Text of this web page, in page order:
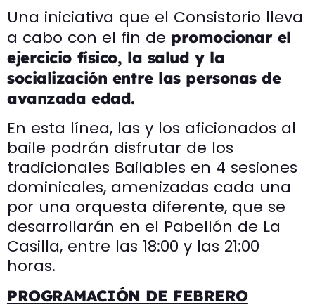
Una iniciativa que el Consistorio lleva
a cabo con el fin de promocionar el
ejercicio físico, la salud y la
socialización entre las personas de
avanzada edad.
En esta línea, las y los aficionados al
baile podrán disfrutar de los
tradicionales Bailables en 4 sesiones
dominicales, amenizadas cada una
por una orquesta diferente, que se
desarrollarán en el Pabellón de La
Casilla, entre las 18:00 y las 21:00
horas.
PROGRAMACIÓN DE FEBRERO